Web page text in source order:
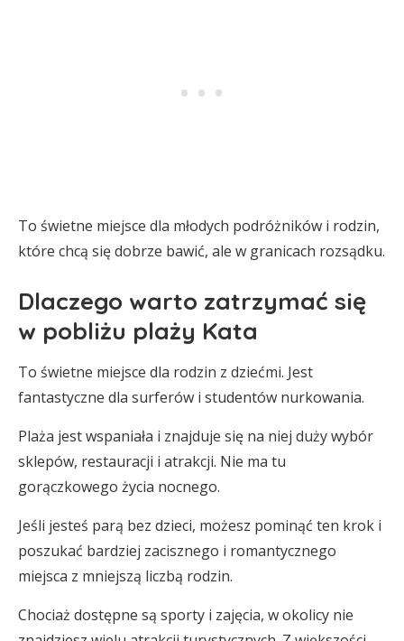
To świetne miejsce dla młodych podróżników i rodzin,
które chcą się dobrze bawić, ale w granicach rozsądku.
Dlaczego warto zatrzymać się
w pobliżu plaży Kata
To świetne miejsce dla rodzin z dziećmi. Jest
fantastyczne dla surferów i studentów nurkowania.
Plaża jest wspaniała i znajduje się na niej duży wybór
sklepów, restauracji i atrakcji. Nie ma tu
gorączkowego życia nocnego.
Jeśli jesteś parą bez dzieci, możesz pominąć ten krok i
poszukać bardziej zacisznego i romantycznego
miejsca z mniejszą liczbą rodzin.
Chociaż dostępne są sporty i zajęcia, w okolicy nie